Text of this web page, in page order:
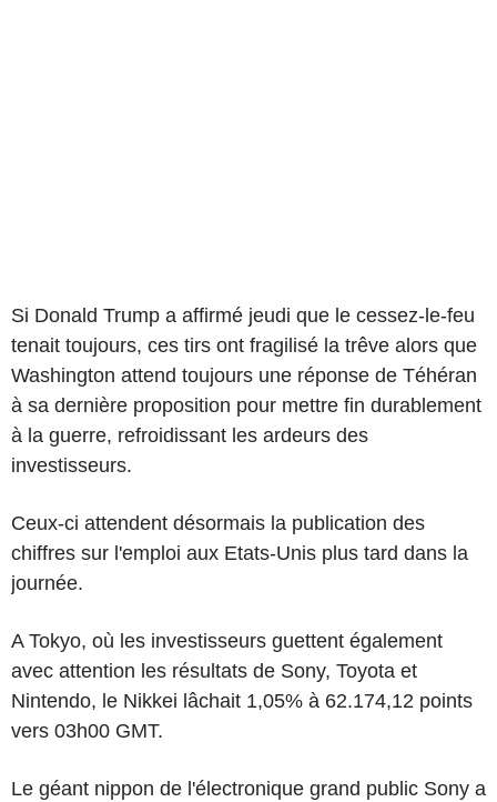
Si Donald Trump a affirmé jeudi que le cessez-le-feu
tenait toujours, ces tirs ont fragilisé la trêve alors que
Washington attend toujours une réponse de Téhéran
à sa dernière proposition pour mettre fin durablement
à la guerre, refroidissant les ardeurs des
investisseurs.
Ceux-ci attendent désormais la publication des
chiffres sur l'emploi aux Etats-Unis plus tard dans la
journée.
A Tokyo, où les investisseurs guettent également
avec attention les résultats de Sony, Toyota et
Nintendo, le Nikkei lâchait 1,05% à 62.174,12 points
vers 03h00 GMT.
Le géant nippon de l'électronique grand public Sony a